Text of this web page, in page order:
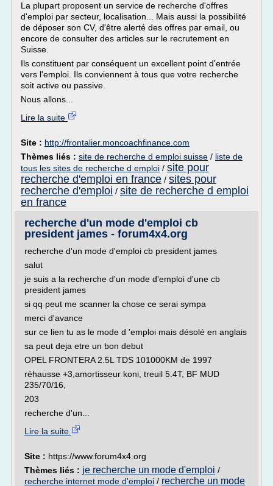
La plupart proposent un service de recherche d'offres
d'emploi par secteur, localisation... Mais aussi la possibilité
de déposer son CV, d'être alerté des offres par email, ou
encore de consulter des articles sur le recrutement en
Suisse.
Ils constituent par conséquent un excellent point d'entrée
vers l'emploi. Ils conviennent à tous que votre recherche
soit active ou passive.
Nous allons...
Lire la suite
Site : http://frontalier.moncoachfinance.com
Thèmes liés : site de recherche d emploi suisse / liste de
tous les sites de recherche d emploi / site pour
recherche d'emploi en france / sites pour
recherche d'emploi / site de recherche d emploi
en france
recherche d'un mode d'emploi cb
president james - forum4x4.org
recherche d'un mode d'emploi cb president james
salut
je suis a la recherche d'un mode d'emploi d'une cb
president james
si qq peut me scanner la chose ce serai sympa
merci d'avance
sur ce lien tu as le mode d 'emploi mais désolé en anglais
sa peut deja etre un bon debut
OPEL FRONTERA 2.5L TDS 101000KM de 1997
réhausse +3,amortisseur koni, treuil 5.4T, BF MUD
235/70/16,
203
recherche d'un...
Lire la suite
Site : https://www.forum4x4.org
Thèmes liés : je recherche un mode d'emploi /
recherche internet mode d'emploi / recherche un mode